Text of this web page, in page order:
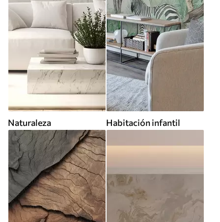
Naturaleza Habitación infantil